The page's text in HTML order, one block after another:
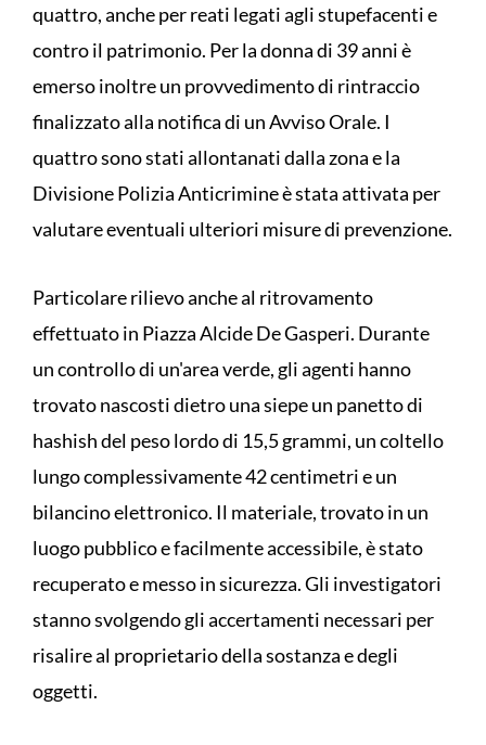
quattro, anche per reati legati agli stupefacenti e
contro il patrimonio. Per la donna di 39 anni è
emerso inoltre un provvedimento di rintraccio
finalizzato alla notifica di un Avviso Orale. I
quattro sono stati allontanati dalla zona e la
Divisione Polizia Anticrimine è stata attivata per
valutare eventuali ulteriori misure di prevenzione.
Particolare rilievo anche al ritrovamento
effettuato in Piazza Alcide De Gasperi. Durante
un controllo di un'area verde, gli agenti hanno
trovato nascosti dietro una siepe un panetto di
hashish del peso lordo di 15,5 grammi, un coltello
lungo complessivamente 42 centimetri e un
bilancino elettronico. Il materiale, trovato in un
luogo pubblico e facilmente accessibile, è stato
recuperato e messo in sicurezza. Gli investigatori
stanno svolgendo gli accertamenti necessari per
risalire al proprietario della sostanza e degli
oggetti.